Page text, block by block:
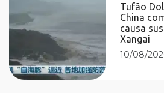
Tufão
China
causa
Xangai
10/08/